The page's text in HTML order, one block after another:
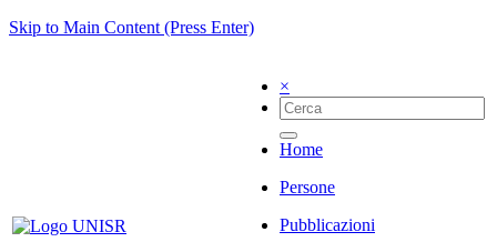
Skip to Main Content (Press Enter)
×
Home
Persone
Pubblicazioni